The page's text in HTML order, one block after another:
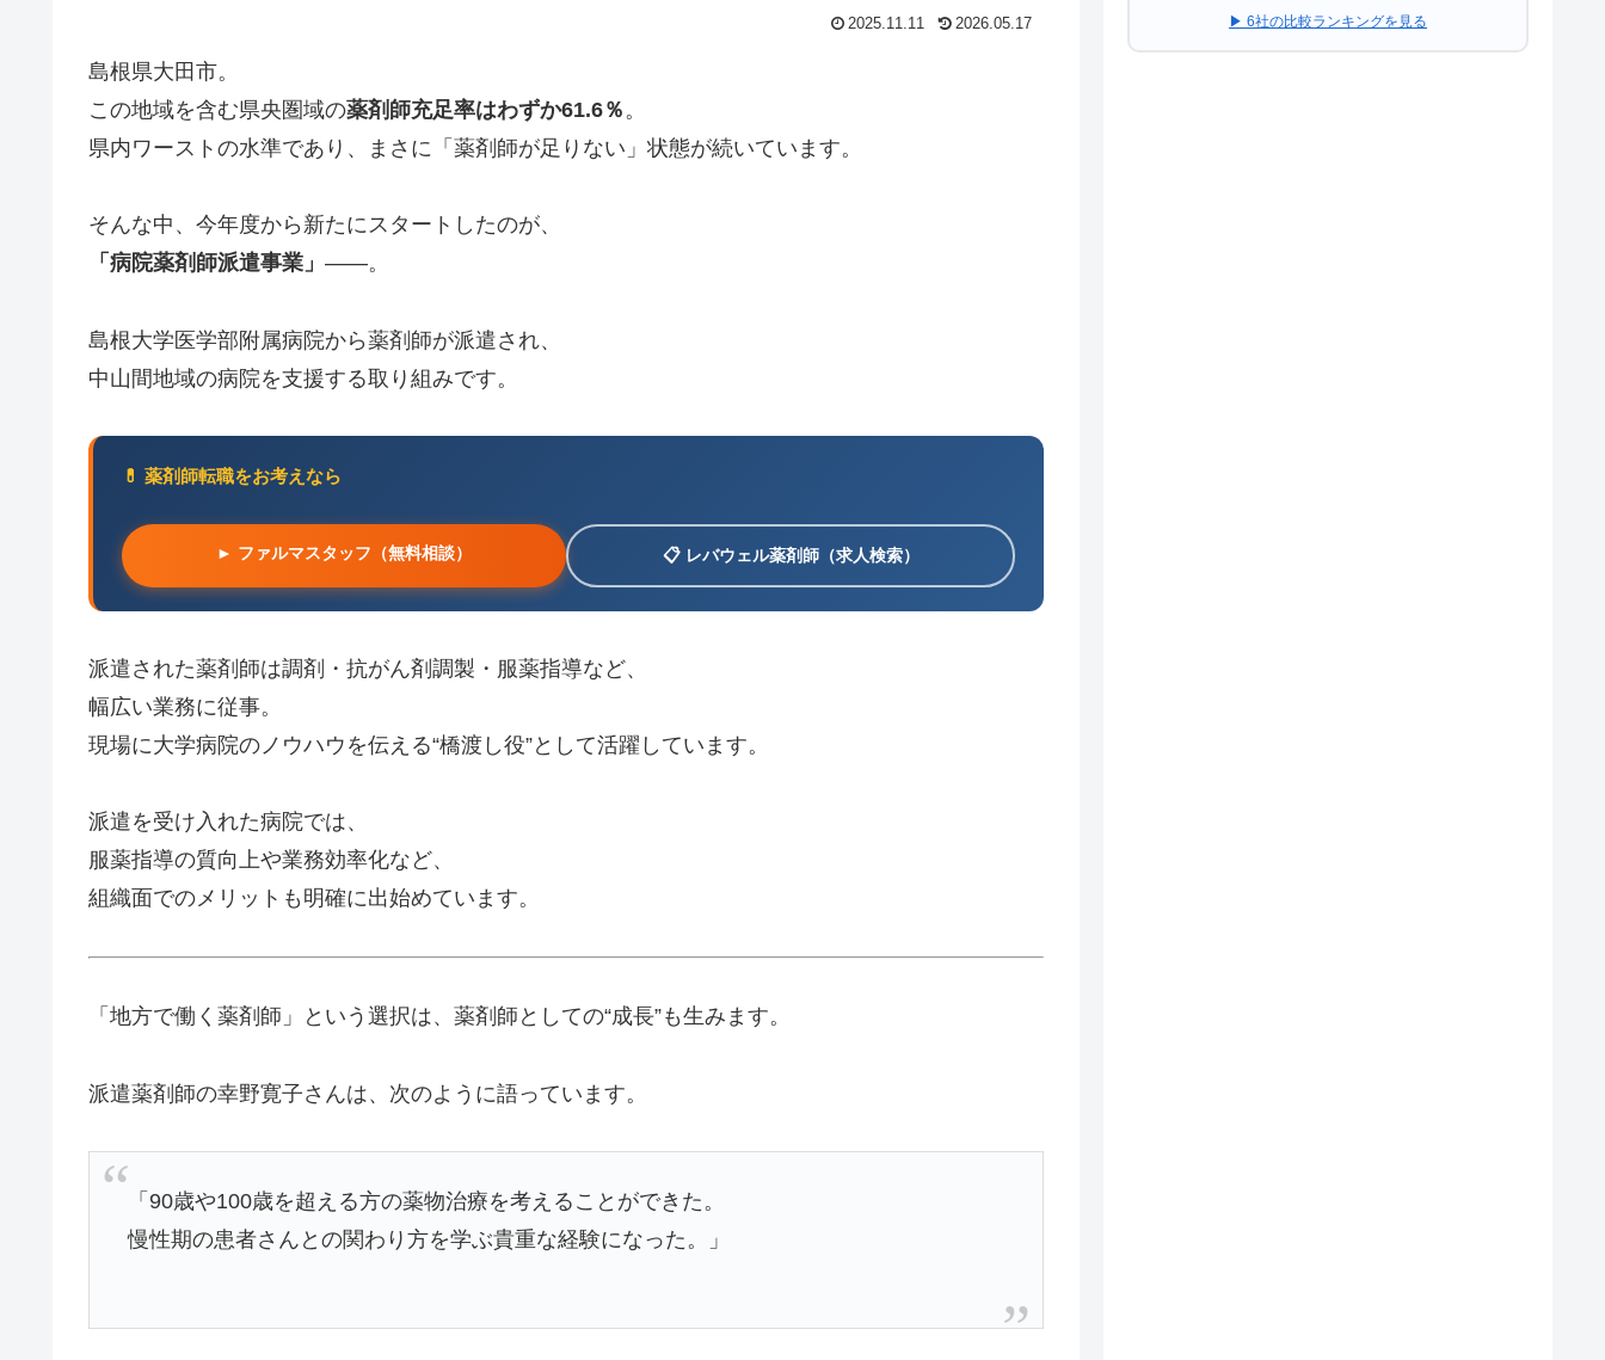
2025.11.11 2026.05.17
島根県大田市。
この地域を含む県央圏域の薬剤師充足率はわずか61.6％ 。
県内ワーストの水準であり、まさに「薬剤師が足りない」状態が続いています。
そんな中、今年度から新たにスタートしたのが、
「病院薬剤師派遣事業」 ——。
島根大学医学部附属病院から薬剤師が派遣され、
中山間地域の病院を支援する取り組みです。
💊 薬剤師転職をお考えなら
► ファルマスタッフ（無料相談） 📋 レバウェル薬剤師（求人検索）
派遣された薬剤師は調剤・抗がん剤調製・服薬指導など、
幅広い業務に従事。
現場に大学病院のノウハウを伝える“橋渡し役”として活躍しています。
派遣を受け入れた病院では、
服薬指導の質向上や業務効率化など、
組織面でのメリットも明確に出始めています。
「地方で働く薬剤師」という選択は、薬剤師としての“成長”も生みます。
派遣薬剤師の幸野寛子さんは、次のように語っています。
「90歳や100歳を超える方の薬物治療を考えることができた。
慢性期の患者さんとの関わり方を学ぶ貴重な経験になった。」
▶ 6社の比較ランキングを見る